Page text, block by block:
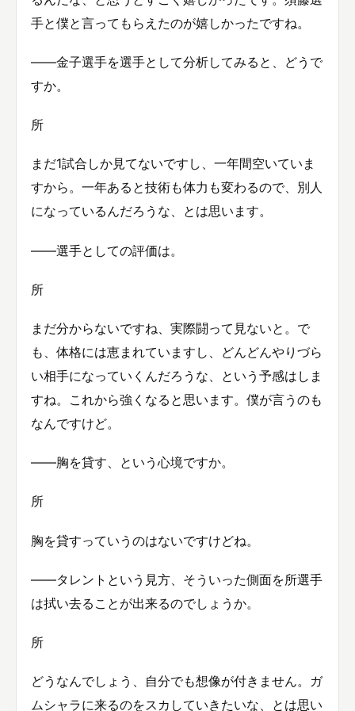
手と僕と言ってもらえたのが嬉しかったですね。
――金子選手を選手として分析してみると、どうで
すか。
所
まだ1試合しか見てないですし、一年間空いていま
すから。一年あると技術も体力も変わるので、別人
になっているんだろうな、とは思います。
――選手としての評価は。
所
まだ分からないですね、実際闘って見ないと。で
も、体格には恵まれていますし、どんどんやりづら
い相手になっていくんだろうな、という予感はしま
すね。これから強くなると思います。僕が言うのも
なんですけど。
――胸を貸す、という心境ですか。
所
胸を貸すっていうのはないですけどね。
――タレントという見方、そういった側面を所選手
は拭い去ることが出来るのでしょうか。
所
どうなんでしょう、自分でも想像が付きません。ガ
ムシャラに来るのをスカしていきたいな、とは思い